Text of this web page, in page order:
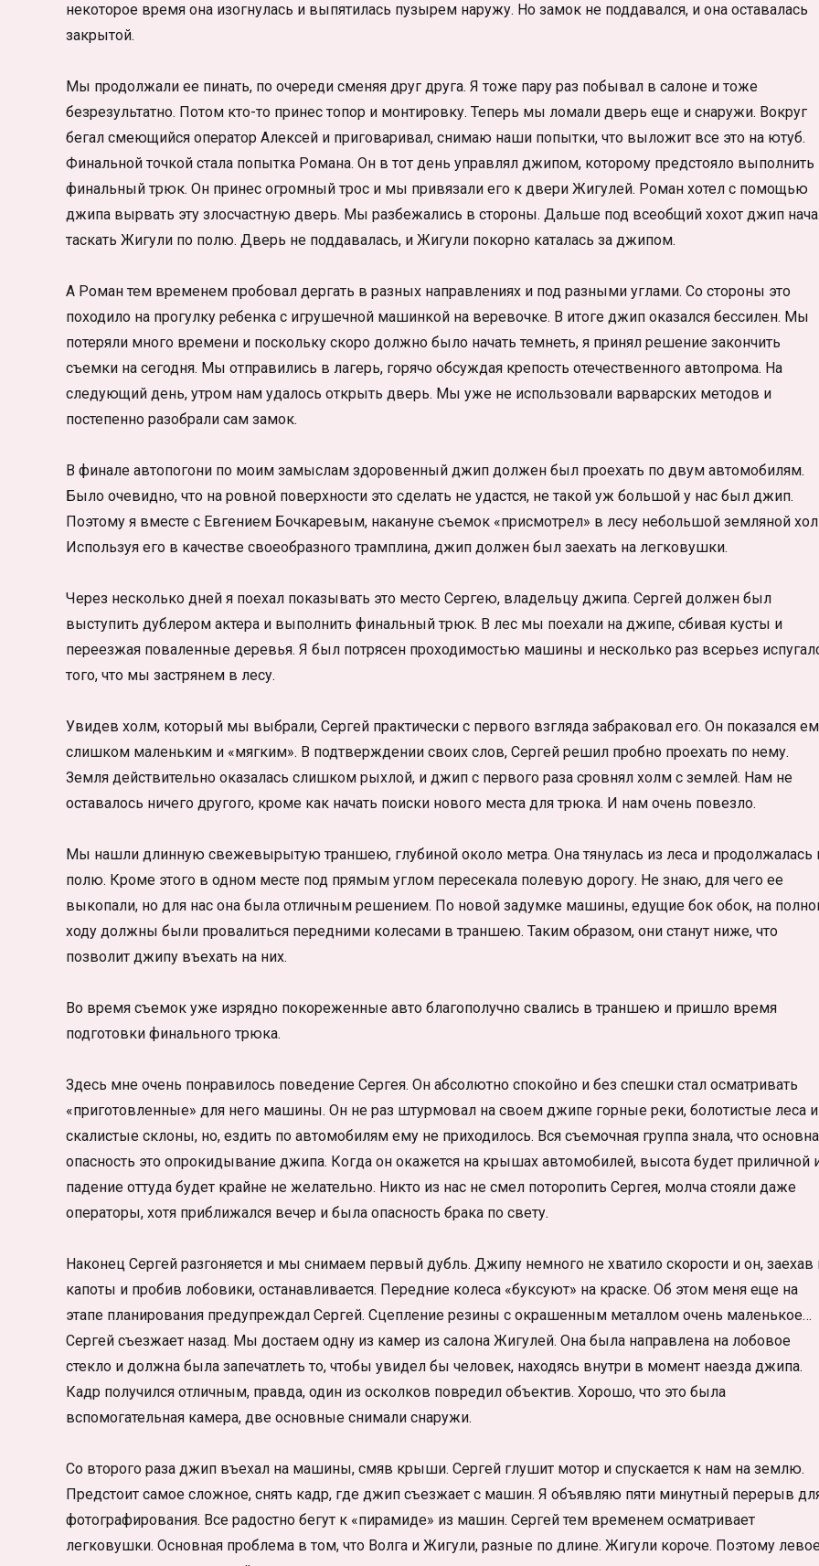
некоторое время она изогнулась и выпятилась пузырем наружу. Но замок не поддавался, и она оставалась
закрытой.
Мы продолжали ее пинать, по очереди сменяя друг друга. Я тоже пару раз побывал в салоне и тоже
безрезультатно. Потом кто-то принес топор и монтировку. Теперь мы ломали дверь еще и снаружи. Вокруг
бегал смеющийся оператор Алексей и приговаривал, снимаю наши попытки, что выложит все это на ютуб.
Финальной точкой стала попытка Романа. Он в тот день управлял джипом, которому предстояло выполнить
финальный трюк. Он принес огромный трос и мы привязали его к двери Жигулей. Роман хотел с помощью
джипа вырвать эту злосчастную дверь. Мы разбежались в стороны. Дальше под всеобщий хохот джип
таскать Жигули по полю. Дверь не поддавалась, и Жигули покорно каталась за джипом.
А Роман тем временем пробовал дергать в разных направлениях и под разными углами. Со стороны это
походило на прогулку ребенка с игрушечной машинкой на веревочке. В итоге джип оказался бессилен. Мы
потеряли много времени и поскольку скоро должно было начать темнеть, я принял решение закончить
съемки на сегодня. Мы отправились в лагерь, горячо обсуждая крепость отечественного автопрома. На
следующий день, утром нам удалось открыть дверь. Мы уже не использовали варварских методов и
постепенно разобрали сам замок.
В финале автопогони по моим замыслам здоровенный джип должен был проехать по двум автомобилям.
Было очевидно, что на ровной поверхности это сделать не удастся, не такой уж большой у нас был джип.
Поэтому я вместе с Евгением Бочкаревым, накануне съемок «присмотрел» в лесу небольшой земляной
Используя его в качестве своеобразного трамплина, джип должен был заехать на легковушки.
Через несколько дней я поехал показывать это место Сергею, владельцу джипа. Сергей должен был
выступить дублером актера и выполнить финальный трюк. В лес мы поехали на джипе, сбивая кусты и
переезжая поваленные деревья. Я был потрясен проходимостью машины и несколько раз всерьез
того, что мы застрянем в лесу.
Увидев холм, который мы выбрали, Сергей практически с первого взгляда забраковал его. Он показался
слишком маленьким и «мягким». В подтверждении своих слов, Сергей решил пробно проехать по нему.
Земля действительно оказалась слишком рыхлой, и джип с первого раза сровнял холм с землей. Нам не
оставалось ничего другого, кроме как начать поиски нового места для трюка. И нам очень повезло.
Мы нашли длинную свежевырытую траншею, глубиной около метра. Она тянулась из леса и продолжалась
полю. Кроме этого в одном месте под прямым углом пересекала полевую дорогу. Не знаю, для чего ее
выкопали, но для нас она была отличным решением. По новой задумке машины, едущие бок обок, на
ходу должны были провалиться передними колесами в траншею. Таким образом, они станут ниже, что
позволит джипу въехать на них.
Во время съемок уже изрядно покореженные авто благополучно свались в траншею и пришло время
подготовки финального трюка.
Здесь мне очень понравилось поведение Сергея. Он абсолютно спокойно и без спешки стал осматривать
«приготовленные» для него машины. Он не раз штурмовал на своем джипе горные реки, болотистые леса и
скалистые склоны, но, ездить по автомобилям ему не приходилось. Вся съемочная группа знала, что
опасность это опрокидывание джипа. Когда он окажется на крышах автомобилей, высота будет приличной
падение оттуда будет крайне не желательно. Никто из нас не смел поторопить Сергея, молча стояли даже
операторы, хотя приближался вечер и была опасность брака по свету.
Наконец Сергей разгоняется и мы снимаем первый дубль. Джипу немного не хватило скорости и он, заехав
капоты и пробив лобовики, останавливается. Передние колеса «буксуют» на краске. Об этом меня еще на
этапе планирования предупреждал Сергей. Сцепление резины с окрашенным металлом очень маленькое…
Сергей съезжает назад. Мы достаем одну из камер из салона Жигулей. Она была направлена на лобовое
стекло и должна была запечатлеть то, чтобы увидел бы человек, находясь внутри в момент наезда джипа.
Кадр получился отличным, правда, один из осколков повредил объектив. Хорошо, что это была
вспомогательная камера, две основные снимали снаружи.
Со второго раза джип въехал на машины, смяв крыши. Сергей глушит мотор и спускается к нам на землю.
Предстоит самое сложное, снять кадр, где джип съезжает с машин. Я объявляю пяти минутный перерыв
фотографирования. Все радостно бегут к «пирамиде» из машин. Сергей тем временем осматривает
легковушки. Основная проблема в том, что Волга и Жигули, разные по длине. Жигули короче. Поэтому